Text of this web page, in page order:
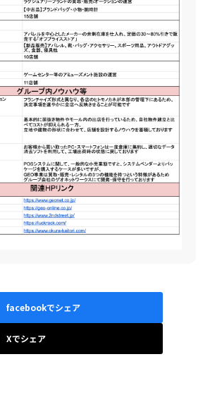
facebookでシェア
Xでシェア